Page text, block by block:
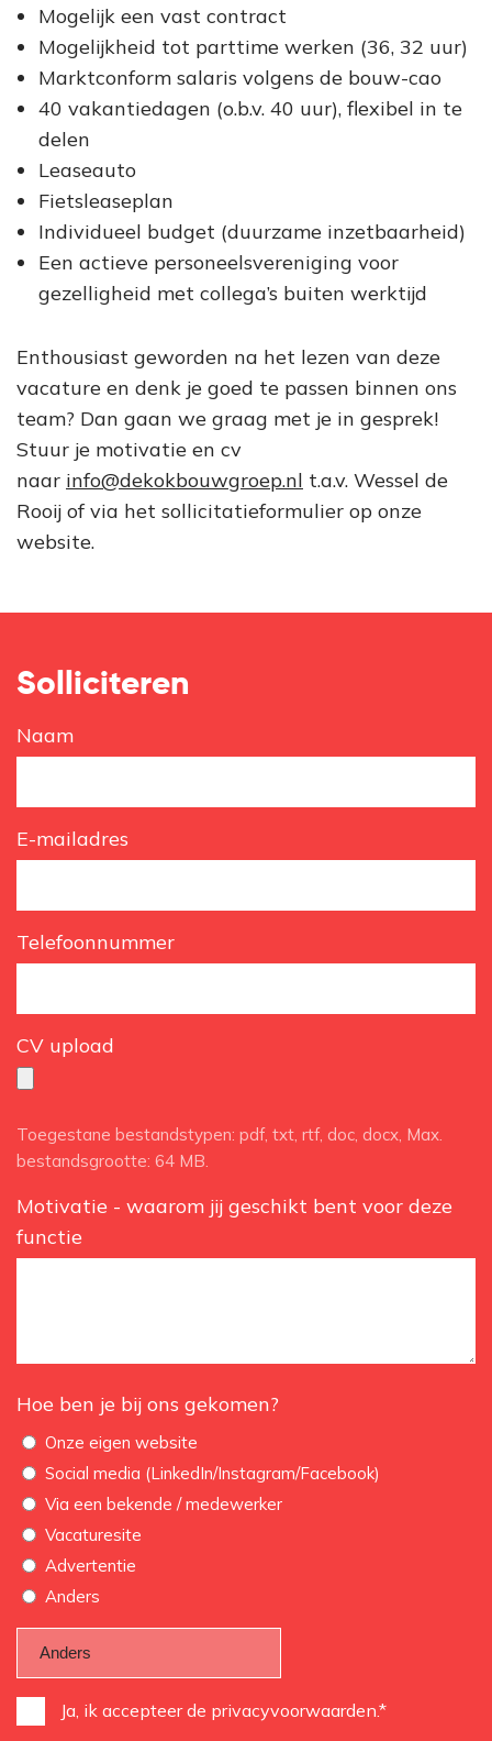
Mogelijk een vast contract
Mogelijkheid tot parttime werken (36, 32 uur)
Marktconform salaris volgens de bouw-cao
40 vakantiedagen (o.b.v. 40 uur), flexibel in te
delen
Leaseauto
Fietsleaseplan
Individueel budget (duurzame inzetbaarheid)
Een actieve personeelsvereniging voor
gezelligheid met collega’s buiten werktijd
Enthousiast geworden na het lezen van deze
vacature en denk je goed te passen binnen ons
team? Dan gaan we graag met je in gesprek!
Stuur je motivatie en cv
naar info@dekokbouwgroep.nl t.a.v. Wessel de
Rooij of via het sollicitatieformulier op onze
website.
Solliciteren
Naam
E-mailadres
Telefoonnummer
CV upload
Toegestane bestandstypen: pdf, txt, rtf, doc, docx, Max.
bestandsgrootte: 64 MB.
Motivatie - waarom jij geschikt bent voor deze
functie
Hoe ben je bij ons gekomen?
Onze eigen website
Social media (LinkedIn/Instagram/Facebook)
Via een bekende / medewerker
Vacaturesite
Advertentie
Anders
Instemming
Ja, ik accepteer de privacyvoorwaarden.*